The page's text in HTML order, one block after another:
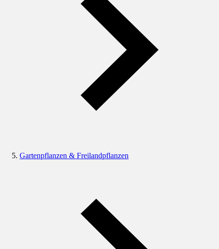
Gartenpflanzen & Freilandpflanzen